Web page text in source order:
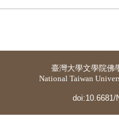
臺灣大學文學院佛
National Taiwan
doi:10.6681/